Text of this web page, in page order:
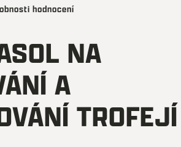
hodnocení
NA
A
TROFEJÍ